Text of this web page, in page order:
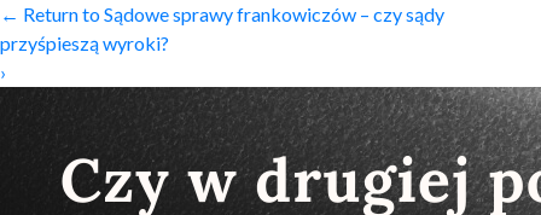
← Return to Sądowe sprawy frankowiczów – czy sądy
przyśpieszą wyroki?
›